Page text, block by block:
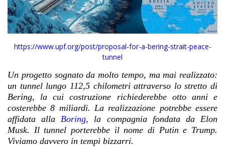
https://www.upf.org/post/proposal-for-a-bering-strait-peace-
tunnel
Un progetto sognato da molto tempo, ma mai realizzato:
un tunnel lungo 112,5 chilometri attraverso lo stretto di
Bering, la cui costruzione richiederebbe otto anni e
costerebbe 8 miliardi. La realizzazione potrebbe essere
affidata allaBoring,
la compagnia fondata da Elon
Musk. Il tunnel porterebbe il nome di Putin e Trump.
Viviamo davvero in tempi bizzarri.